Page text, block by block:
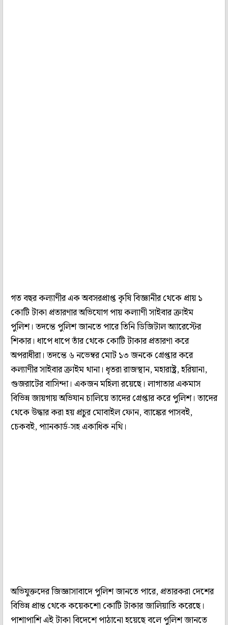
গত বছর কল্যাণীর এক অবসরপ্রাপ্ত কৃষি বিজ্ঞানীর থেকে প্রায় ১
কোটি টাকা প্রতারণার অভিযোগ পায় কল্যাণী সাইবার ক্রাইম
পুলিশ। তদন্তে পুলিশ জানতে পারে তিনি ডিজিটাল অ্যারেস্টের
শিকার। ধাপে ধাপে তাঁর থেকে কোটি টাকার প্রতারণা করে
অপরাধীরা। তদন্তে ৬ নভেম্বর মোট ১৩ জনকে গ্রেপ্তার করে
কল্যাণীর সাইবার ক্রাইম থানা। ধৃতরা রাজস্থান, মহারাষ্ট্র, হরিয়ানা,
গুজরাটের বাসিন্দা। একজন মহিলা রয়েছে। লাগাতার একমাস
বিভিন্ন জায়গায় অভিযান চালিয়ে তাদের গ্রেপ্তার করে পুলিশ। তাদের
থেকে উদ্ধার করা হয় প্রচুর মোবাইল ফোন, ব্যাঙ্কের পাসবই,
চেকবই, প্যানকার্ড-সহ একাধিক নথি।
অভিযুক্তদের জিজ্ঞাসাবাদে পুলিশ জানতে পারে, প্রতারকরা দেশের
বিভিন্ন প্রান্ত থেকে কয়েকশো কোটি টাকার জালিয়াতি করেছে।
পাশাপাশি এই টাকা বিদেশে পাঠানো হয়েছে বলে পুলিশ জানতে